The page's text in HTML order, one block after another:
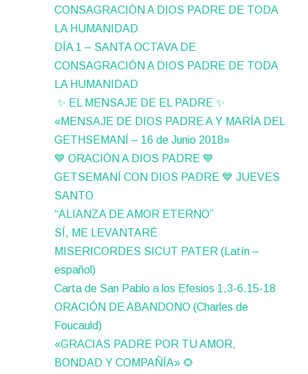
CONSAGRACIÓN A DIOS PADRE DE TODA
LA HUMANIDAD
DÍA 1 – SANTA OCTAVA DE
CONSAGRACIÓN A DIOS PADRE DE TODA
LA HUMANIDAD
✨ EL MENSAJE DE EL PADRE ✨
«MENSAJE DE DIOS PADRE A Y MARÍA DEL
GETHSEMANÍ – 16 de Junio 2018»
💙 ORACIÓN A DIOS PADRE 💙
GETSEMANÍ CON DIOS PADRE 💙 JUEVES
SANTO
“ALIANZA DE AMOR ETERNO”
SÍ, ME LEVANTARÉ
MISERICORDES SICUT PATER (Latín –
español)
Carta de San Pablo a los Efesios 1,3-6.15-18
ORACIÓN DE ABANDONO (Charles de
Foucauld)
«GRACIAS PADRE POR TU AMOR,
BONDAD Y COMPAÑÍA» 🌻